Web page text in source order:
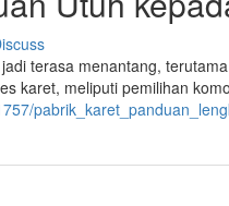
terasa menantang,
karet, meliputi pemilihan